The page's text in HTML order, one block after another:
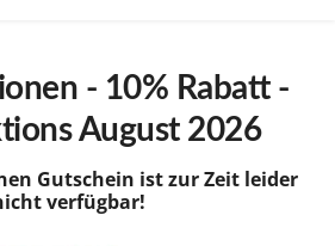
- 10% Rabatt -
August 2026
Gutschein ist zur Zeit leider
verfügbar!